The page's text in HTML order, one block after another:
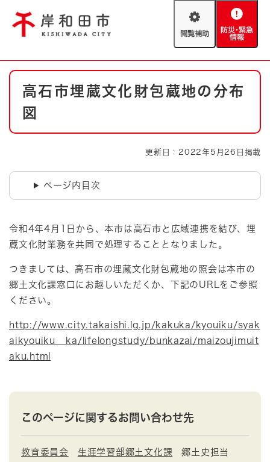
閲
助
防
緊
情
やさしい日本語
防災・緊急情報 救急・消防
本
高石市埋蔵文化財包蔵地の分布
図
更新日：2022年5月26日掲載
ページ内目次
令和4年4月1日から、本市は高石市と広域連携を結び、埋
蔵文化財業務を共同で処理することとなりました。
つきましては、高石市の埋蔵文化財包蔵地の照会は本市の
郷土文化課窓口にお越しいただくか、下記のURLをご参照
ください。
http://www.city.takaishi.lg.jp/kakuka/kyouiku/syak
aikyouiku__ka/lifelongstudy/bunkazai/maizoujimuit
aku.html
このページに関するお問い合わせ先
教育委員会 生涯学習部郷土文化課 郷土史担当